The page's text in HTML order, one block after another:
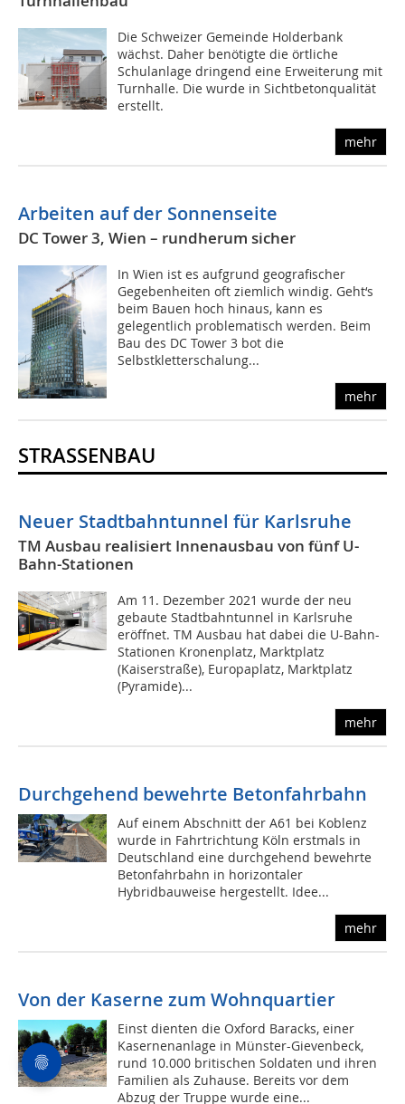
Die Schweizer Gemeinde Holderbank
wächst. Daher benötigte die örtliche
Schulanlage dringend eine Erweiterung mit
Turnhalle. Die wurde in Sichtbetonqualität
erstellt.
mehr
Arbeiten auf der Sonnenseite
DC Tower 3, Wien – rundherum sicher
In Wien ist es aufgrund geografischer
Gegebenheiten oft ziemlich windig. Geht‘s
beim Bauen hoch hinaus, kann es
gelegentlich problematisch werden. Beim
Bau des DC Tower 3 bot die
Selbstkletterschalung...
mehr
STRASSENBAU
Neuer Stadtbahntunnel für Karlsruhe
TM Ausbau realisiert Innenausbau von fünf U-
Bahn-Stationen
Am 11. Dezember 2021 wurde der neu
gebaute Stadtbahntunnel in Karlsruhe
eröffnet. TM Ausbau hat dabei die U-Bahn-
Stationen Kronenplatz, Marktplatz
(Kaiserstraße), Europaplatz, Marktplatz
(Pyramide)...
mehr
Durchgehend bewehrte Betonfahrbahn
Auf einem Abschnitt der A61 bei Koblenz
wurde in Fahrtrichtung Köln erstmals in
Deutschland eine durchgehend bewehrte
Betonfahrbahn in horizontaler
Hybridbauweise hergestellt. Idee...
mehr
Von der Kaserne zum Wohnquartier
Einst dienten die Oxford Baracks, einer
Kasernenanlage in Münster-Gievenbeck,
rund 10.000 britischen Soldaten und ihren
Familien als Zuhause. Bereits vor dem
Abzug der Truppe wurde eine...